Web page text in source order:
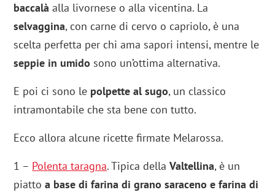
baccalà alla livornese o alla vicentina. La
selvaggina, con carne di cervo o capriolo, è una
scelta perfetta per chi ama sapori intensi, mentre le
seppie in umido sono un’ottima alternativa.
E poi ci sono le polpette al sugo, un classico
intramontabile che sta bene con tutto.
Ecco allora alcune ricette firmate Melarossa.
1 – Polenta taragna. Tipica dellaValtellina, è un
piattoa base di farina di grano saraceno e farina di